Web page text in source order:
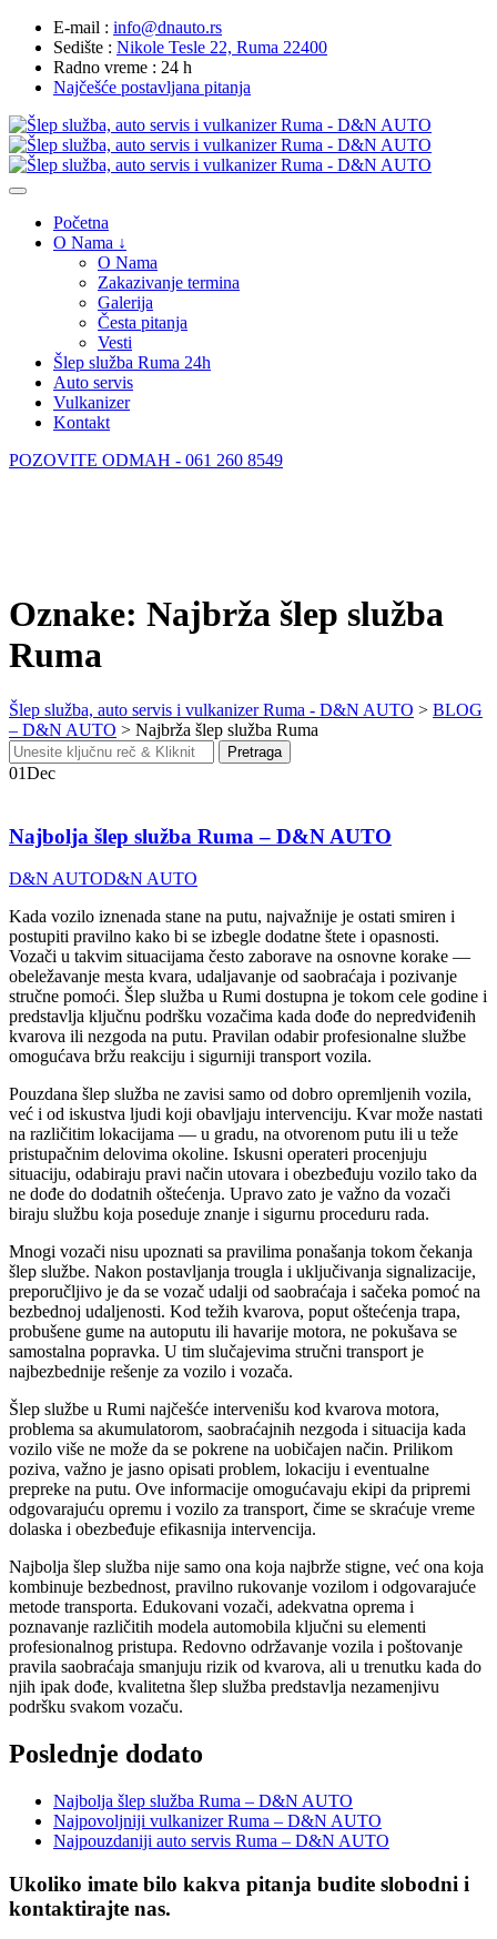
Skip
content
E-mail : info@dnauto.rs
Sedište : Nikole Tesle 22, Ruma 22400
Radno vreme : 24 h
Najčešće postavljana pitanja
Početna
O Nama ↓
O Nama
Zakazivanje termina
Galerija
Česta pitanja
Vesti
Šlep služba Ruma 24h
Auto servis
Vulkanizer
Kontakt
POZOVITE ODMAH - 061 260 8549
Oznake: Najbrža šlep služba
Ruma
Šlep služba, auto servis i vulkanizer Ruma - D&N AUTO > BLOG
– D&N AUTO > Najbrža šlep služba Ruma
Search
for:
Pretraga
01Dec
Najbolja šlep služba Ruma – D&N AUTO
D&N AUTOD&N AUTO
Kada vozilo iznenada stane na putu, najvažnije je ostati smiren i
postupiti pravilno kako bi se izbegle dodatne štete i opasnosti.
Vozači u takvim situacijama često zaborave na osnovne korake —
obeležavanje mesta kvara, udaljavanje od saobraćaja i pozivanje
stručne pomoći. Šlep služba u Rumi dostupna je tokom cele godine i
predstavlja ključnu podršku vozačima kada dođe do nepredviđenih
kvarova ili nezgoda na putu. Pravilan odabir profesionalne službe
omogućava bržu reakciju i sigurniji transport vozila.
Pouzdana šlep služba ne zavisi samo od dobro opremljenih vozila,
već i od iskustva ljudi koji obavljaju intervenciju. Kvar može nastati
na različitim lokacijama — u gradu, na otvorenom putu ili u teže
pristupačnim delovima okoline. Iskusni operateri procenjuju
situaciju, odabiraju pravi način utovara i obezbeđuju vozilo tako da
ne dođe do dodatnih oštećenja. Upravo zato je važno da vozači
biraju službu koja poseduje znanje i sigurnu proceduru rada.
Mnogi vozači nisu upoznati sa pravilima ponašanja tokom čekanja
šlep službe. Nakon postavljanja trougla i uključivanja signalizacije,
preporučljivo je da se vozač udalji od saobraćaja i sačeka pomoć na
bezbednoj udaljenosti. Kod težih kvarova, poput oštećenja trapa,
probušene gume na autoputu ili havarije motora, ne pokušava se
samostalna popravka. U tim slučajevima stručni transport je
najbezbednije rešenje za vozilo i vozača.
Šlep službe u Rumi najčešće intervenišu kod kvarova motora,
problema sa akumulatorom, saobraćajnih nezgoda i situacija kada
vozilo više ne može da se pokrene na uobičajen način. Prilikom
poziva, važno je jasno opisati problem, lokaciju i eventualne
prepreke na putu. Ove informacije omogućavaju ekipi da pripremi
odgovarajuću opremu i vozilo za transport, čime se skraćuje vreme
dolaska i obezbeđuje efikasnija intervencija.
Najbolja šlep služba nije samo ona koja najbrže stigne, već ona koja
kombinuje bezbednost, pravilno rukovanje vozilom i odgovarajuće
metode transporta. Edukovani vozači, adekvatna oprema i
poznavanje različitih modela automobila ključni su elementi
profesionalnog pristupa. Redovno održavanje vozila i poštovanje
pravila saobraćaja smanjuju rizik od kvarova, ali u trenutku kada do
njih ipak dođe, kvalitetna šlep služba predstavlja nezamenjivu
podršku svakom vozaču.
Poslednje dodato
Najbolja šlep služba Ruma – D&N AUTO
Najpovoljniji vulkanizer Ruma – D&N AUTO
Najpouzdaniji auto servis Ruma – D&N AUTO
Ukoliko imate bilo kakva pitanja budite slobodni i
kontaktirajte nas.